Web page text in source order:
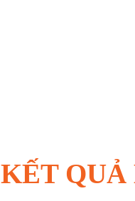
KẾT QUẢ